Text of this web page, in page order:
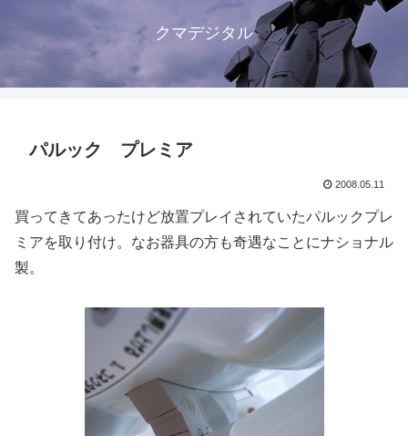
クマデジタル
パルック プレミア
2008.05.11
買ってきてあったけど放置プレイされていたパルックプレ
ミアを取り付け。なお器具の方も奇遇なことにナショナル
製。